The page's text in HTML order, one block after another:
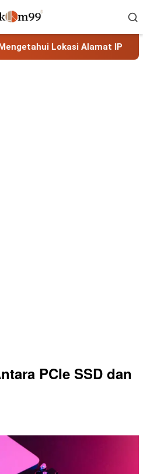
Lokasi Alamat IP
PCIe SSD dan